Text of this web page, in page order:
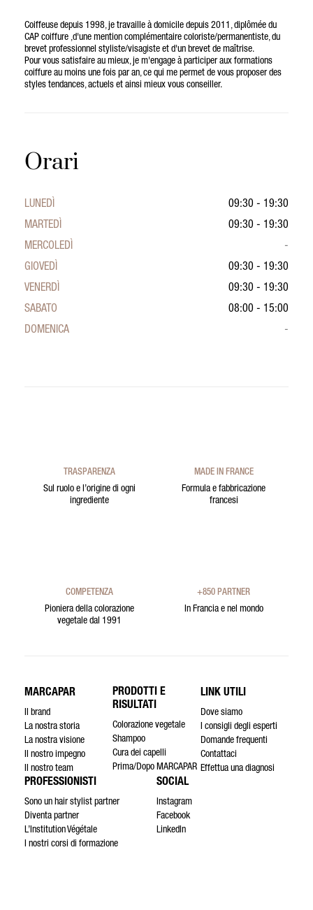
Coiffeuse depuis 1998, je travaille à domicile depuis 2011, diplômée du
CAP coiffure ,d'une mention complémentaire coloriste/permanentiste, du
brevet professionnel styliste/visagiste et d'un brevet de maîtrise.
Pour vous satisfaire au mieux, je m'engage à participer aux formations
coiffure au moins une fois par an, ce qui me permet de vous proposer des
styles tendances, actuels et ainsi mieux vous conseiller.
Orari
LUNEDÌ
09:30 - 19:30
MARTEDÌ
09:30 - 19:30
MERCOLEDÌ
-
GIOVEDÌ
09:30 - 19:30
VENERDÌ
09:30 - 19:30
SABATO
08:00 - 15:00
DOMENICA
-
TRASPARENZA
Sul ruolo e l’origine di ogni
ingrediente
MADE IN FRANCE
Formula e fabbricazione
francesi
COMPETENZA
Pioniera della colorazione
vegetale dal 1991
+850 PARTNER
In Francia e nel mondo
MARCAPAR
Il brand
La nostra storia
La nostra visione
Il nostro impegno
Il nostro team
PRODOTTI E
RISULTATI
Colorazione vegetale
Shampoo
Cura dei capelli
Prima/Dopo MARCAPAR
LINK UTILI
Dove siamo
I consigli degli esperti
Domande frequenti
Contattaci
Effettua una diagnosi
PROFESSIONISTI
Sono un hair stylist partner
Diventa partner
L’Institution Végétale
I nostri corsi di formazione
SOCIAL
Instagram
Facebook
LinkedIn